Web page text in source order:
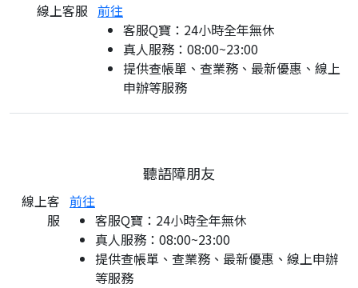
線上客服 前往
客服Q寶：24小時全年無休
真人服務：08:00~23:00
提供查帳單、查業務、最新優惠、線上
申辦等服務
聽語障朋友
線上客
服
前往
客服Q寶：24小時全年無休
真人服務：08:00~23:00
提供查帳單、查業務、最新優惠、線上申辦
等服務